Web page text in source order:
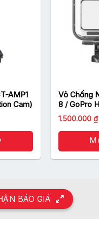
AMP1
Cam)
Vỏ Chống
8 / GoPro
Housing
1.500.000 ₫
BÁO GIÁ